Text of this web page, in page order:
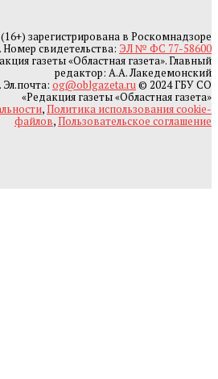
зарегистрирована в Роскомнадзоре
Номер свидетельства: ЭЛ № ФС 77-58600
газеты «Областная газета». Главный
редактор: А.А. Лакедемонский
. Эл.почта: og@oblgazeta.ru© 2024 ГБУ СО
«Редакция газеты «Областная газета»
,Политика использования cookie-
файлов,Пользовательское соглашение